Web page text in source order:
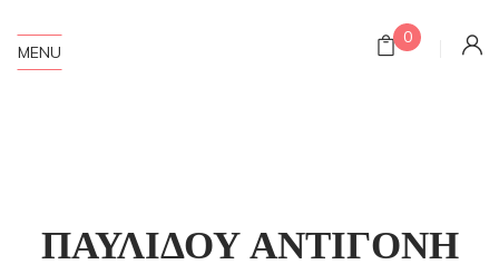
0
MENU
ΠΑΥΛΙΔΟΥ ΑΝΤΙΓΟΝΗ